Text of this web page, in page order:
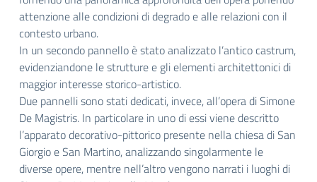
attenzione alle condizioni di degrado e alle relazioni con il
contesto urbano.
In un secondo pannello è stato analizzato l’antico castrum,
evidenziandone le strutture e gli elementi architettonici di
maggior interesse storico-artistico.
Due pannelli sono stati dedicati, invece, all’opera di Simone
De Magistris. In particolare in uno di essi viene descritto
l’apparato decorativo-pittorico presente nella chiesa di San
Giorgio e San Martino, analizzando singolarmente le
diverse opere, mentre nell’altro vengono narrati i luoghi di